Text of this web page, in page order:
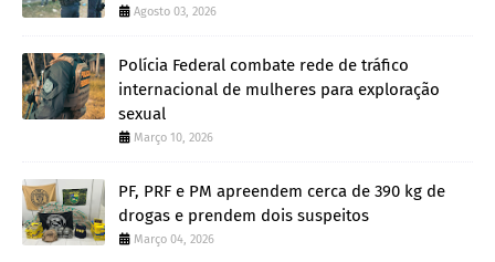
Agosto 03, 2026
Polícia Federal combate rede de tráfico
internacional de mulheres para exploração
sexual
Março 10, 2026
PF, PRF e PM apreendem cerca de 390 kg de
drogas e prendem dois suspeitos
Março 04, 2026